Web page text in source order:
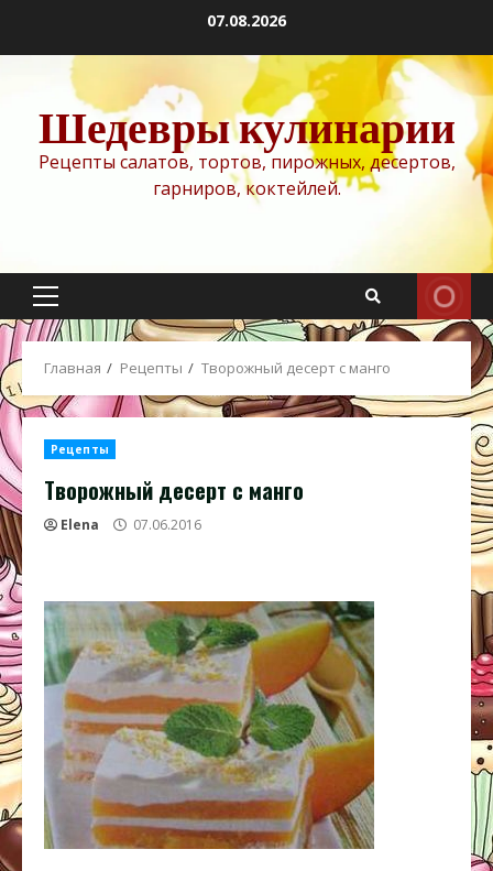
содержимому
07.08.2026
Шедевры кулинарии
Рецепты салатов, тортов, пирожных, десертов,
гарниров, коктейлей.
Основное
меню
Главная Рецепты Творожный десерт с манго
Рецепты
Творожный десерт с манго
Elena 07.06.2016